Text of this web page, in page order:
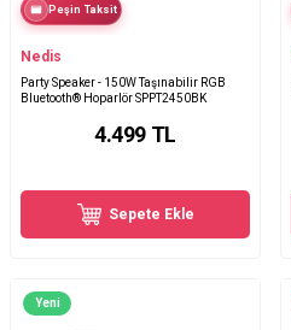
Peşin Taksit
Nedis
Party Speaker - 150W Taşınabilir RGB
Bluetooth® Hoparlör SPPT2450BK
4.499 TL
Sepete Ekle
Yeni